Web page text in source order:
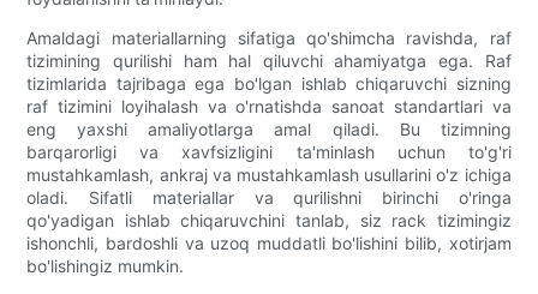
Amaldagi materiallarning sifatiga qo'shimcha ravishda, raf
tizimining qurilishi ham hal qiluvchi ahamiyatga ega. Raf
tizimlarida tajribaga ega bo'lgan ishlab chiqaruvchi sizning
raf tizimini loyihalash va o'rnatishda sanoat standartlari va
eng yaxshi amaliyotlarga amal qiladi. Bu tizimning
barqarorligi va xavfsizligini ta'minlash uchun to'g'ri
mustahkamlash, ankraj va mustahkamlash usullarini o'z ichiga
oladi. Sifatli materiallar va qurilishni birinchi o'ringa
qo'yadigan ishlab chiqaruvchini tanlab, siz rack tizimingiz
ishonchli, bardoshli va uzoq muddatli bo'lishini bilib, xotirjam
bo'lishingiz mumkin.